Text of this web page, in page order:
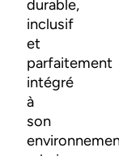
durable,
inclusif
et
parfaitement
intégré
à
son